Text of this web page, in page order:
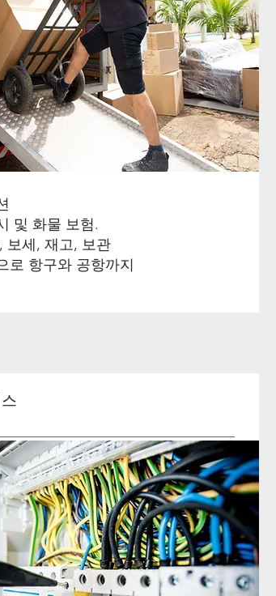
및 화물 보험.
보세, 재고, 보관
로 항구와 공항까지